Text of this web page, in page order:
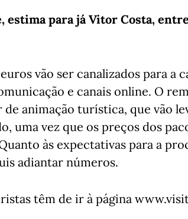
para já Vitor Costa,
vão ser canalizados para a
e canais online. O
de animação turística, que vão
uma vez que os preços dos
às expectativas para a
adiantar números.
têm de ir à página